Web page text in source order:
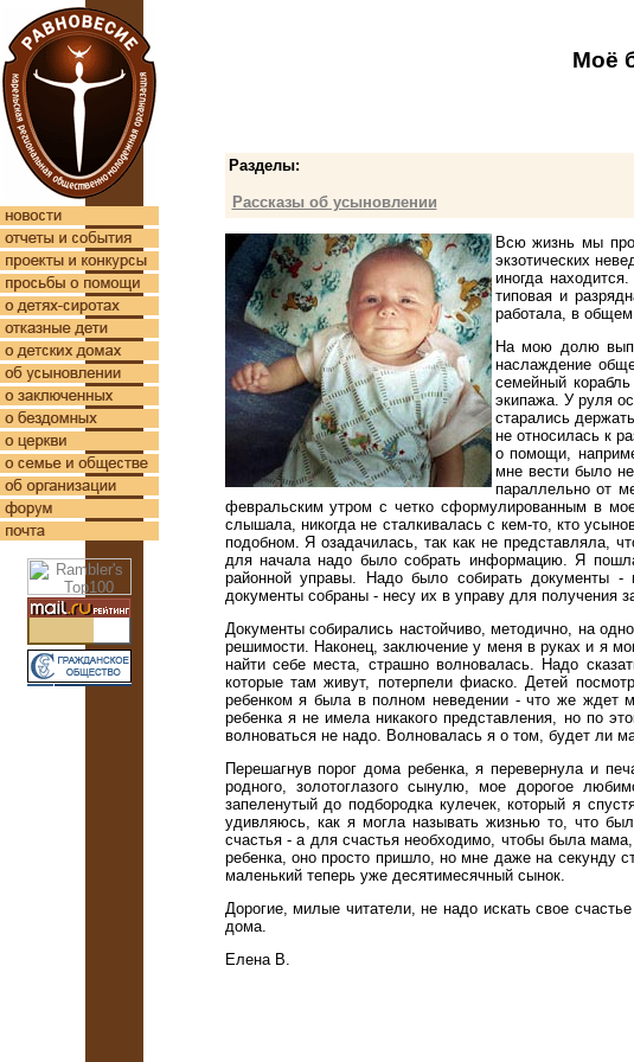
Моё
Разделы:
Рассказы об усыновлении
Всю жизнь мы
экзотических
иногда
типовая и
работала, в
На мою долю
наслаждение
семейный
экипажа. У руля
старались
не относилась к
о помощи,
мне вести было
параллельно от
февральским утром с четко сформулированным в
слышала, никогда не сталкивалась с кем-то, кто
подобном. Я озадачилась, так как не представляла,
для начала надо было собрать информацию. Я
районной управы. Надо было собирать документы
документы собраны - несу их в управу для получения
Документы собирались настойчиво, методично, на
решимости. Наконец, заключение у меня в руках и я
найти себе места, страшно волновалась. Надо
которые там живут, потерпели фиаско. Детей
ребенком я была в полном неведении - что же ждет
ребенка я не имела никакого представления, но по
волноваться не надо. Волновалась я о том, будет ли
Перешагнув порог дома ребенка, я перевернула и
родного, золотоглазого сынулю, мое дорогое
запеленутый до подбородка кулечек, который я
удивляюсь, как я могла называть жизнью то, что
счастья - а для счастья необходимо, чтобы была
ребенка, оно просто пришло, но мне даже на секунду
маленький теперь уже десятимесячный сынок.
Дорогие, милые читатели, не надо искать свое
дома.
Еленa В.